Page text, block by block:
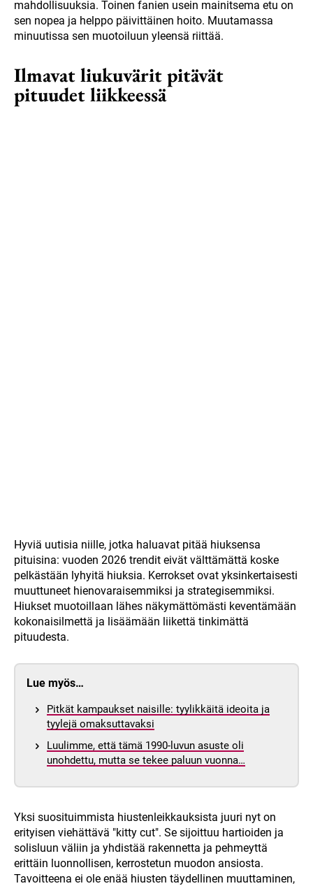
mahdollisuuksia. Toinen fanien usein mainitsema etu on
sen nopea ja helppo päivittäinen hoito. Muutamassa
minuutissa sen muotoiluun yleensä riittää.
Ilmavat liukuvärit pitävät
pituudet liikkeessä
Hyviä uutisia niille, jotka haluavat pitää hiuksensa
pituisina: vuoden 2026 trendit eivät välttämättä koske
pelkästään lyhyitä hiuksia. Kerrokset ovat yksinkertaisesti
muuttuneet hienovaraisemmiksi ja strategisemmiksi.
Hiukset muotoillaan lähes näkymättömästi keventämään
kokonaisilmettä ja lisäämään liikettä tinkimättä
pituudesta.
Lue myös…
Pitkät kampaukset naisille: tyylikkäitä ideoita ja
tyylejä omaksuttavaksi
Luulimme, että tämä 1990-luvun asuste oli
unohdettu, mutta se tekee paluun vuonna…
Yksi suosituimmista hiustenleikkauksista juuri nyt on
erityisen viehättävä "kitty cut". Se sijoittuu hartioiden ja
solisluun väliin ja yhdistää rakennetta ja pehmeyttä
erittäin luonnollisen, kerrostetun muodon ansiosta.
Tavoitteena ei ole enää hiusten täydellinen muuttaminen,